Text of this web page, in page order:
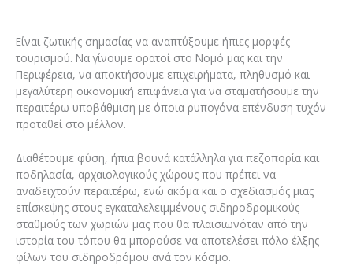
Είναι ζωτικής σημασίας να αναπτύξουμε ήπιες μορφές
τουρισμού. Να γίνουμε ορατοί στο Νομό μας και την
Περιφέρεια, να αποκτήσουμε επιχειρήματα, πληθυσμό και
μεγαλύτερη οικονομική επιφάνεια για να σταματήσουμε την
περαιτέρω υποβάθμιση με όποια ρυπογόνα επένδυση τυχόν
προταθεί στο μέλλον.
Διαθέτουμε φύση, ήπια βουνά κατάλληλα για πεζοπορία και
ποδηλασία, αρχαιολογικούς χώρους που πρέπει να
αναδειχτούν περαιτέρω, ενώ ακόμα και ο σχεδιασμός μιας
επίσκεψης στους εγκαταλελειμμένους σιδηροδρομικούς
σταθμούς των χωριών μας που θα πλαισιωνόταν από την
ιστορία του τόπου θα μπορούσε να αποτελέσει πόλο έλξης
φίλων του σιδηροδρόμου ανά τον κόσμο.